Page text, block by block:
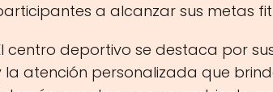
a alcanzar sus metas
centro deportivo se destaca por
la atención personalizada que